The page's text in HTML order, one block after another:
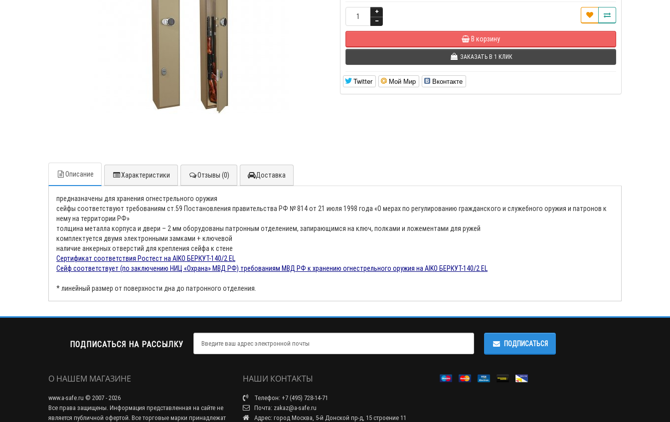
В корзину
ЗАКАЗАТЬ В 1 КЛИК
Twitter Мой Мир Вконтакте
Описание Характеристики Отзывы (0) Доставка
предназначены для хранения огнестрельного оружия
сейфы соответствуют требованиям ст.59 Постановления правительства РФ № 814 от 21 июля 1998 года «О мерах по регулированию гражданского и служебного оружия и патронов к
нему на территории РФ»
толщина металла корпуса и двери – 2 мм оборудованы патронным отделением, запирающимся на ключ, полками и ложементами для ружей
комплектуется двумя электронными замками + ключевой
наличие анкерных отверстий для крепления сейфа к стене
Сертификат соответствия Ростест на AIKO БЕРКУТ-140/2 EL
Cейф соответствует (по заключению НИЦ «Охрана» МВД РФ) требованиям МВД РФ к хранению огнестрельного оружия на AIKO БЕРКУТ-140/2 EL
* линейный размер от поверхности дна до патронного отделения.
ПОДПИСАТЬСЯ НА РАССЫЛКУ ПОДПИСАТЬСЯ
О НАШЕМ МАГАЗИНЕ
www.a-safe.ru © 2007 - 2026
Все права защищены. Информация представленная на сайте не
является публичной офертой. Все торговые марки принадлежат
НАШИ КОНТАКТЫ
Телефон: +7 (495) 728-14-71
Почта: zakaz@a-safe.ru
Адрес: город Москва, 5-й Донской пр-д, 15 строение 11